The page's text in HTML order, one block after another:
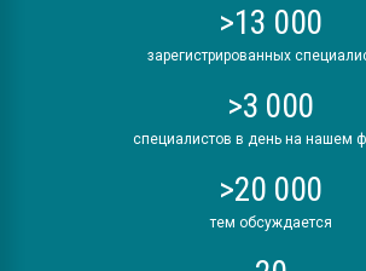
>13 000
зарегистрированных
>3 000
специалистов в день на нашем
>20 000
тем обсуждается